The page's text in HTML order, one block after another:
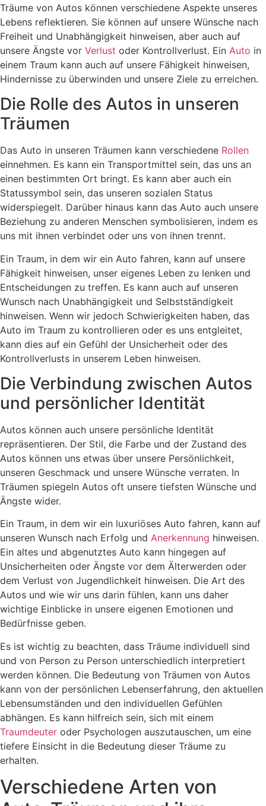
Träume von Autos können verschiedene Aspekte unseres
Lebens reflektieren. Sie können auf unsere Wünsche nach
Freiheit und Unabhängigkeit hinweisen, aber auch auf
unsere Ängste vor Verlust oder Kontrollverlust. Ein Auto in
einem Traum kann auch auf unsere Fähigkeit hinweisen,
Hindernisse zu überwinden und unsere Ziele zu erreichen.
Die Rolle des Autos in unseren
Träumen
Das Auto in unseren Träumen kann verschiedene Rollen
einnehmen. Es kann ein Transportmittel sein, das uns an
einen bestimmten Ort bringt. Es kann aber auch ein
Statussymbol sein, das unseren sozialen Status
widerspiegelt. Darüber hinaus kann das Auto auch unsere
Beziehung zu anderen Menschen symbolisieren, indem es
uns mit ihnen verbindet oder uns von ihnen trennt.
Ein Traum, in dem wir ein Auto fahren, kann auf unsere
Fähigkeit hinweisen, unser eigenes Leben zu lenken und
Entscheidungen zu treffen. Es kann auch auf unseren
Wunsch nach Unabhängigkeit und Selbstständigkeit
hinweisen. Wenn wir jedoch Schwierigkeiten haben, das
Auto im Traum zu kontrollieren oder es uns entgleitet,
kann dies auf ein Gefühl der Unsicherheit oder des
Kontrollverlusts in unserem Leben hinweisen.
Die Verbindung zwischen Autos
und persönlicher Identität
Autos können auch unsere persönliche Identität
repräsentieren. Der Stil, die Farbe und der Zustand des
Autos können uns etwas über unsere Persönlichkeit,
unseren Geschmack und unsere Wünsche verraten. In
Träumen spiegeln Autos oft unsere tiefsten Wünsche und
Ängste wider.
Ein Traum, in dem wir ein luxuriöses Auto fahren, kann auf
unseren Wunsch nach Erfolg und Anerkennung hinweisen.
Ein altes und abgenutztes Auto kann hingegen auf
Unsicherheiten oder Ängste vor dem Älterwerden oder
dem Verlust von Jugendlichkeit hinweisen. Die Art des
Autos und wie wir uns darin fühlen, kann uns daher
wichtige Einblicke in unsere eigenen Emotionen und
Bedürfnisse geben.
Es ist wichtig zu beachten, dass Träume individuell sind
und von Person zu Person unterschiedlich interpretiert
werden können. Die Bedeutung von Träumen von Autos
kann von der persönlichen Lebenserfahrung, den aktuellen
Lebensumständen und den individuellen Gefühlen
abhängen. Es kann hilfreich sein, sich mit einem
Traumdeuter oder Psychologen auszutauschen, um eine
tiefere Einsicht in die Bedeutung dieser Träume zu
erhalten.
Verschiedene Arten von